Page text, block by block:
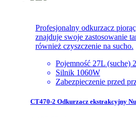
Profesjonalny odkurzacz
znajduje swoje zastosowanie
również czyszczenie na sucho.
Pojemność 27L (suche)
Silnik 1060W
Zabezpieczenie przed
CT470-2 Odkurzacz ekstrakcyjny